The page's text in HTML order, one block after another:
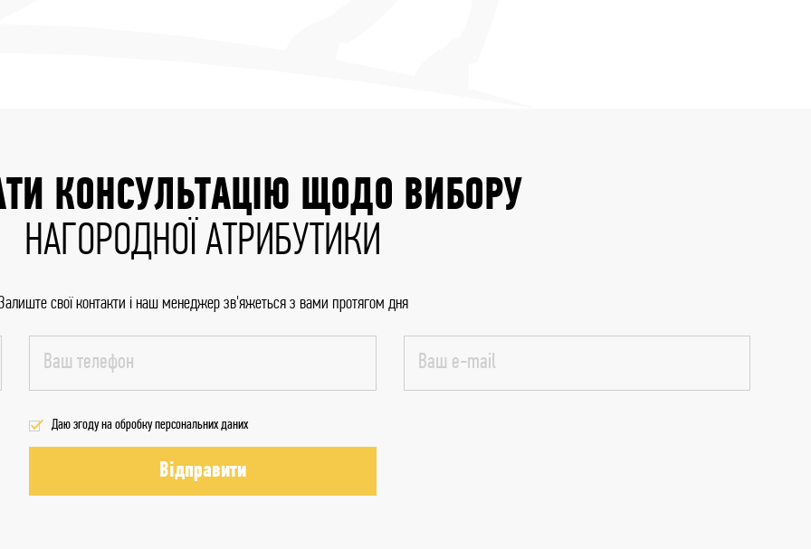
КОНСУЛЬТАЦІЮ ЩОДО ВИБОРУ
НАГОРОДНОЇ АТРИБУТИКИ
свої контакти і наш менеджер зв'яжеться з вами протягом дня
Даю згоду на обробку персональних даних
Відправити